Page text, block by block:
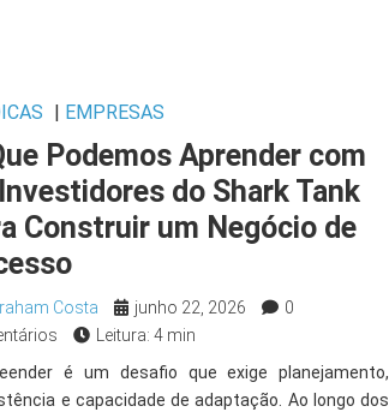
EMPRESAS
Podemos Aprender com
do Shark Tank
Construir um Negócio de
Costa junho 22, 2026
0
Leitura: 4 min
é um desafio que exige planejamento,
e capacidade de adaptação. Ao longo dos